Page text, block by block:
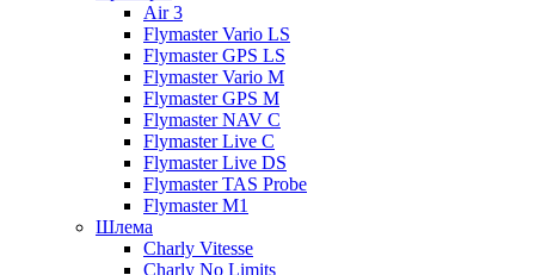
Air 3
Flymaster Vario LS
Flymaster GPS LS
Flymaster Vario M
Flymaster GPS M
Flymaster NAV C
Flymaster Live C
Flymaster Live DS
Flymaster TAS Probe
Flymaster M1
Шлема
Charly Vitesse
Charly No Limits